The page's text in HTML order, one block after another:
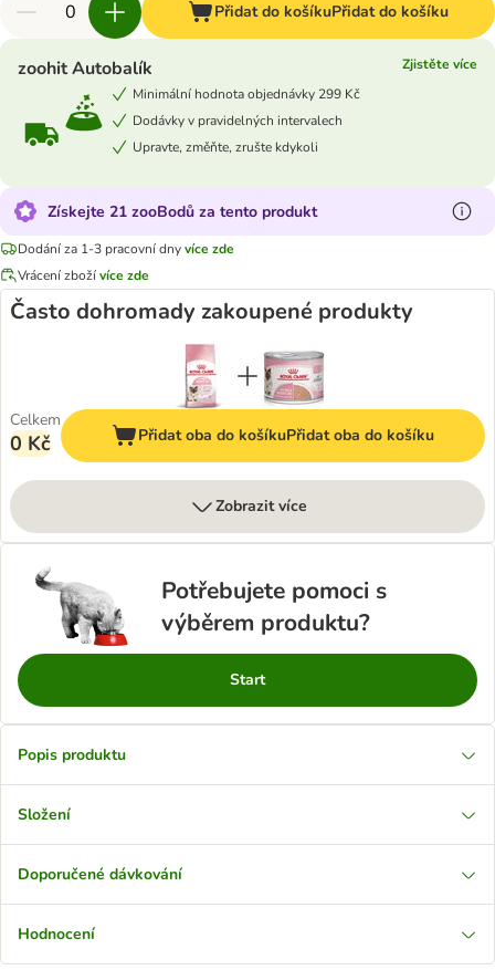
Přidat do košíkuPřidat do košíku
zoohit Autobalík
Zjistěte více
Minimální hodnota objednávky 299 Kč
Dodávky v pravidelných intervalech
Upravte, změňte, zrušte kdykoli
Získejte 21 zooBodů za tento produkt
Dodání za 1-3 pracovní dnyvíce zde
Vrácení zbožívíce zde
Často dohromady zakoupené produkty
Celkem
0 Kč Přidat oba do košíkuPřidat oba do košíku
Zobrazit více
Potřebujete pomoci s
výběrem produktu?
Start
Popis produktu
Složení
Doporučené dávkování
Hodnocení